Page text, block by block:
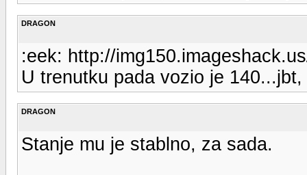
DRAGON
:eek: http://
U trenutku pada vozio je
DRAGON
Stanje mu je stablno, za sada.